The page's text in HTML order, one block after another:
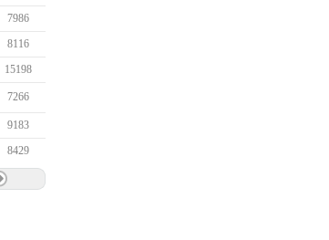
7986
8116
15198
7266
9183
8429